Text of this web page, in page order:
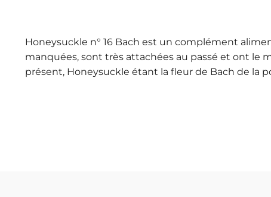
Honeysuckle n° 16 Bach est un complément
manquées, sont très attachées au passé et ont
présent, Honeysuckle étant la fleur de Bach de la